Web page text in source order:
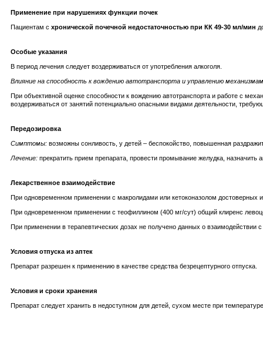
Применение при нарушениях функции почек
Пациентам с хронической почечной недостаточностью при КК 49-30 мл/мин
Особые указания
В период лечения следует воздерживаться от употребления алкоголя.
Влияние на способность к вождению автотранспорта и управлению
При объективной оценке способности к вождению автотранспорта и работе с
воздерживаться от занятий потенциально опасными видами деятельности,
Передозировка
Симптомы: возможны сонливость, у детей – беспокойство, повышенная
Лечение: прекратить прием препарата, провести промывание желудка,
Лекарственное взаимодействие
При одновременном применении с макролидами или кетоконазолом достоверных
При одновременном применении с теофиллином (400 мг/сут) общий клиренс
При применении в терапевтических дозах не получено данных о взаимодействии
Условия отпуска из аптек
Препарат разрешен к применению в качестве средства безрецептурного отпуска.
Условия и сроки хранения
Препарат следует хранить в недоступном для детей, сухом месте при